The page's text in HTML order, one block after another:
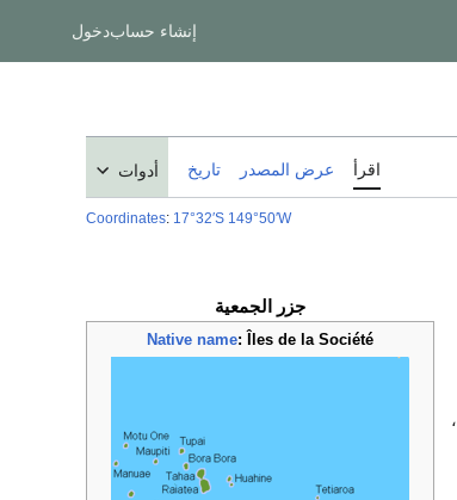
إنشاء حسابدخول
اقرأ عرض المصدر تاريخ أدوات
Coordinates: 17°32′S 149°50′W
جزر الجمعية
Native name: Îles de la Société
،